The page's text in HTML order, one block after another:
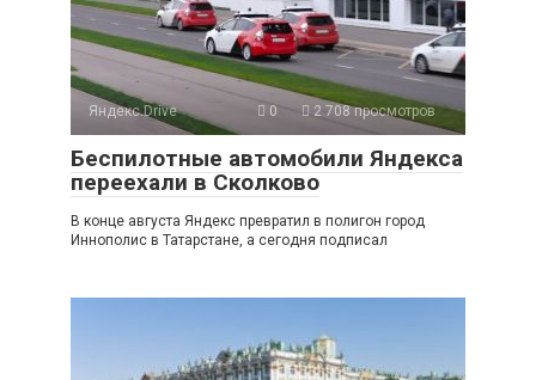
Яндекс.Drive 0 2 708 просмотров
Беспилотные автомобили Яндекса
переехали в Сколково
В конце августа Яндекс превратил в полигон город
Иннополис в Татарстане, а сегодня подписал